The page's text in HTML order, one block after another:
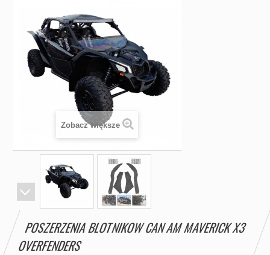
Zobacz większe
POSZERZENIA BLOTNIKOW CAN AM MAVERICK X3
OVERFENDERS